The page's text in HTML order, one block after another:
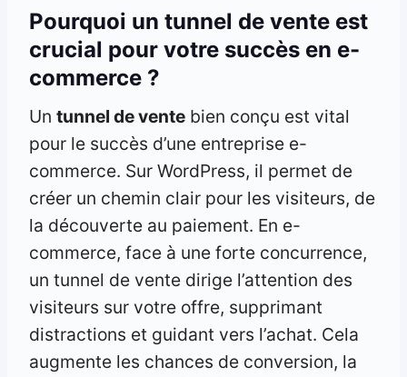
Pourquoi un tunnel de vente est
crucial pour votre succès en e-
commerce ?
Un tunnel de vente bien conçu est vital
pour le succès d’une entreprise e-
commerce. Sur WordPress, il permet de
créer un chemin clair pour les visiteurs, de
la découverte au paiement. En e-
commerce, face à une forte concurrence,
un tunnel de vente dirige l’attention des
visiteurs sur votre offre, supprimant
distractions et guidant vers l’achat. Cela
augmente les chances de conversion, la